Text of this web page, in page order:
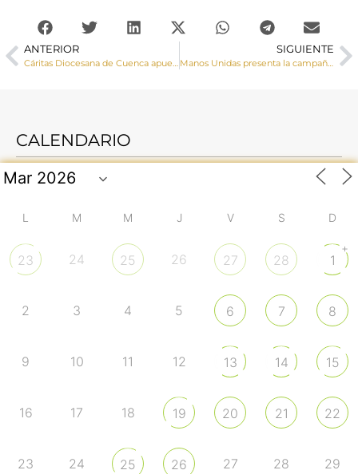
ANTERIOR
Cáritas Diocesana de Cuenca apuesta por la formación como herramienta para mejorar las posibilidades de encontrar un trabajo
SIGUIENTE
Manos Unidas presenta la campaña “Comparte solidaridad para acabar con el Hambre”
CALENDARIO
L M M J V S D
23 24 25 26 27 28 1
+
2 3 4 5 6 7 8
9 10 11 12 13 14 15
16 17 18 19 20 21 22
23 24 25 26 27 28 29